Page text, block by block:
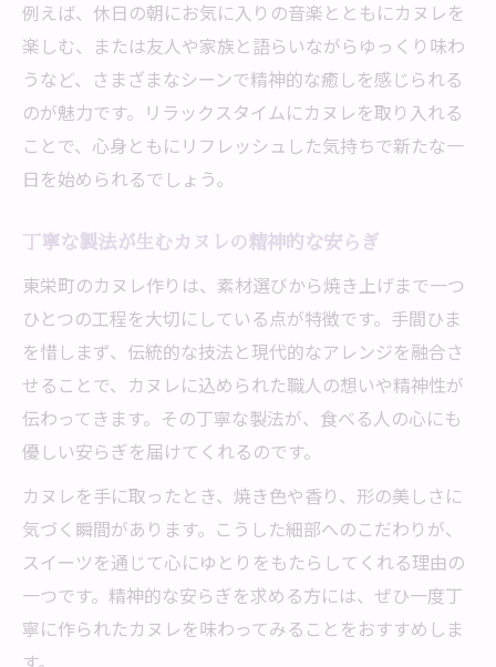
日常の疲れを癒すカヌレとスイーツの力
例えば、休日の朝にお気に入りの音楽とともにカヌレを
楽しむ、または友人や家族と語らいながらゆっくり味わ
うなど、さまざまなシーンで精神的な癒しを感じられる
のが魅力です。リラックスタイムにカヌレを取り入れる
ことで、心身ともにリフレッシュした気持ちで新たな一
日を始められるでしょう。
丁寧な製法が生むカヌレの精神的な安らぎ
東栄町のカヌレ作りは、素材選びから焼き上げまで一つ
ひとつの工程を大切にしている点が特徴です。手間ひま
を惜しまず、伝統的な技法と現代的なアレンジを融合さ
せることで、カヌレに込められた職人の想いや精神性が
伝わってきます。その丁寧な製法が、食べる人の心にも
優しい安らぎを届けてくれるのです。
カヌレを手に取ったとき、焼き色や香り、形の美しさに
気づく瞬間があります。こうした細部へのこだわりが、
スイーツを通じて心にゆとりをもたらしてくれる理由の
一つです。精神的な安らぎを求める方には、ぜひ一度丁
寧に作られたカヌレを味わってみることをおすすめしま
す。